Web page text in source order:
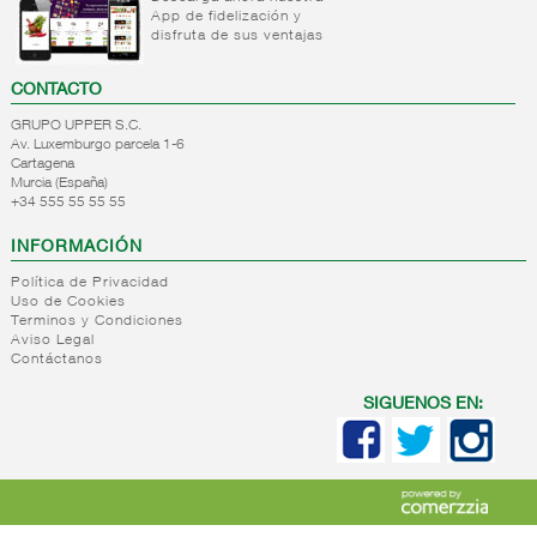
cereales
Semola
para
rebozar
liquido/sirope
Decoracion
postres
Aromas
y
colorantes
Otros
ingredientes
para
Crackers
Roscas,rosquillas,picos..
Pan tipo
wasa
Picatostes/regañadas
Crespillos
impulso
Reposteria
azucar/salud/integral
Reposteria
granel
navidad
Reposteria
granel
general
Panaderia +
Panaderia
hornear
Reposteria
para
hornear
Tartas/roscones..
Internacional
reposteria
horne
-
Internacional
panaderia
reposteria
Postres
refrigerados
+
Postres
refrigerados
App de fidelización y
disfruta de sus ventajas
CONTACTO
GRUPO UPPER S.C.
Av. Luxemburgo parcela 1-6
Cartagena
Murcia (España)
+34 555 55 55 55
INFORMACIÓN
Política de Privacidad
Uso de Cookies
Terminos y Condiciones
Aviso Legal
Contáctanos
SIGUENOS EN: